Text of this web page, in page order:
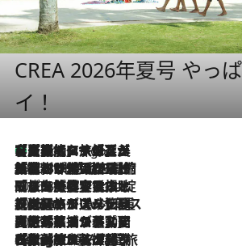
CREA 2026年夏号 やっ
イ！
5 Hours Ago
【厳選旅コスメ】「多機能アイテムがメイン！」旅好き美容エディターが選んだ夏旅ベストコスメを発表【Mサイズジップ】
2026.8.6
「荷物が増えるほど旅ストレスは増す」美容ジャーナリストがたどり着いた最終結論。“化粧品を劇的に減らす”感動の凝縮美容とは
2026.8.6
「旅先には金髪ウィッグを持参」日本と同じメイクでは損してる!? 美容ジャーナリストが提案する“掟破りの旅美容”とは
2026.8.6
【厳選旅コスメ】「身軽さ＆UV対策重視！」ヘアアーティストshucoが選んだ夏旅ベストコスメを発表【Mサイズジップ】
2026.8.5
【厳選旅コスメ】国内をあちこち移動する河井菜摘が選んだ夏旅ベストコスメ発表！「リラックスアイテムはマスト」【Mサイズジップ】
2026.8.4
【厳選旅コスメ】「紫外線＆乾燥対策しながらメイク感も！」ヘア＆メイクGeorgeが選んだ夏旅ベストコスメを発表！【Mサイズジップ】